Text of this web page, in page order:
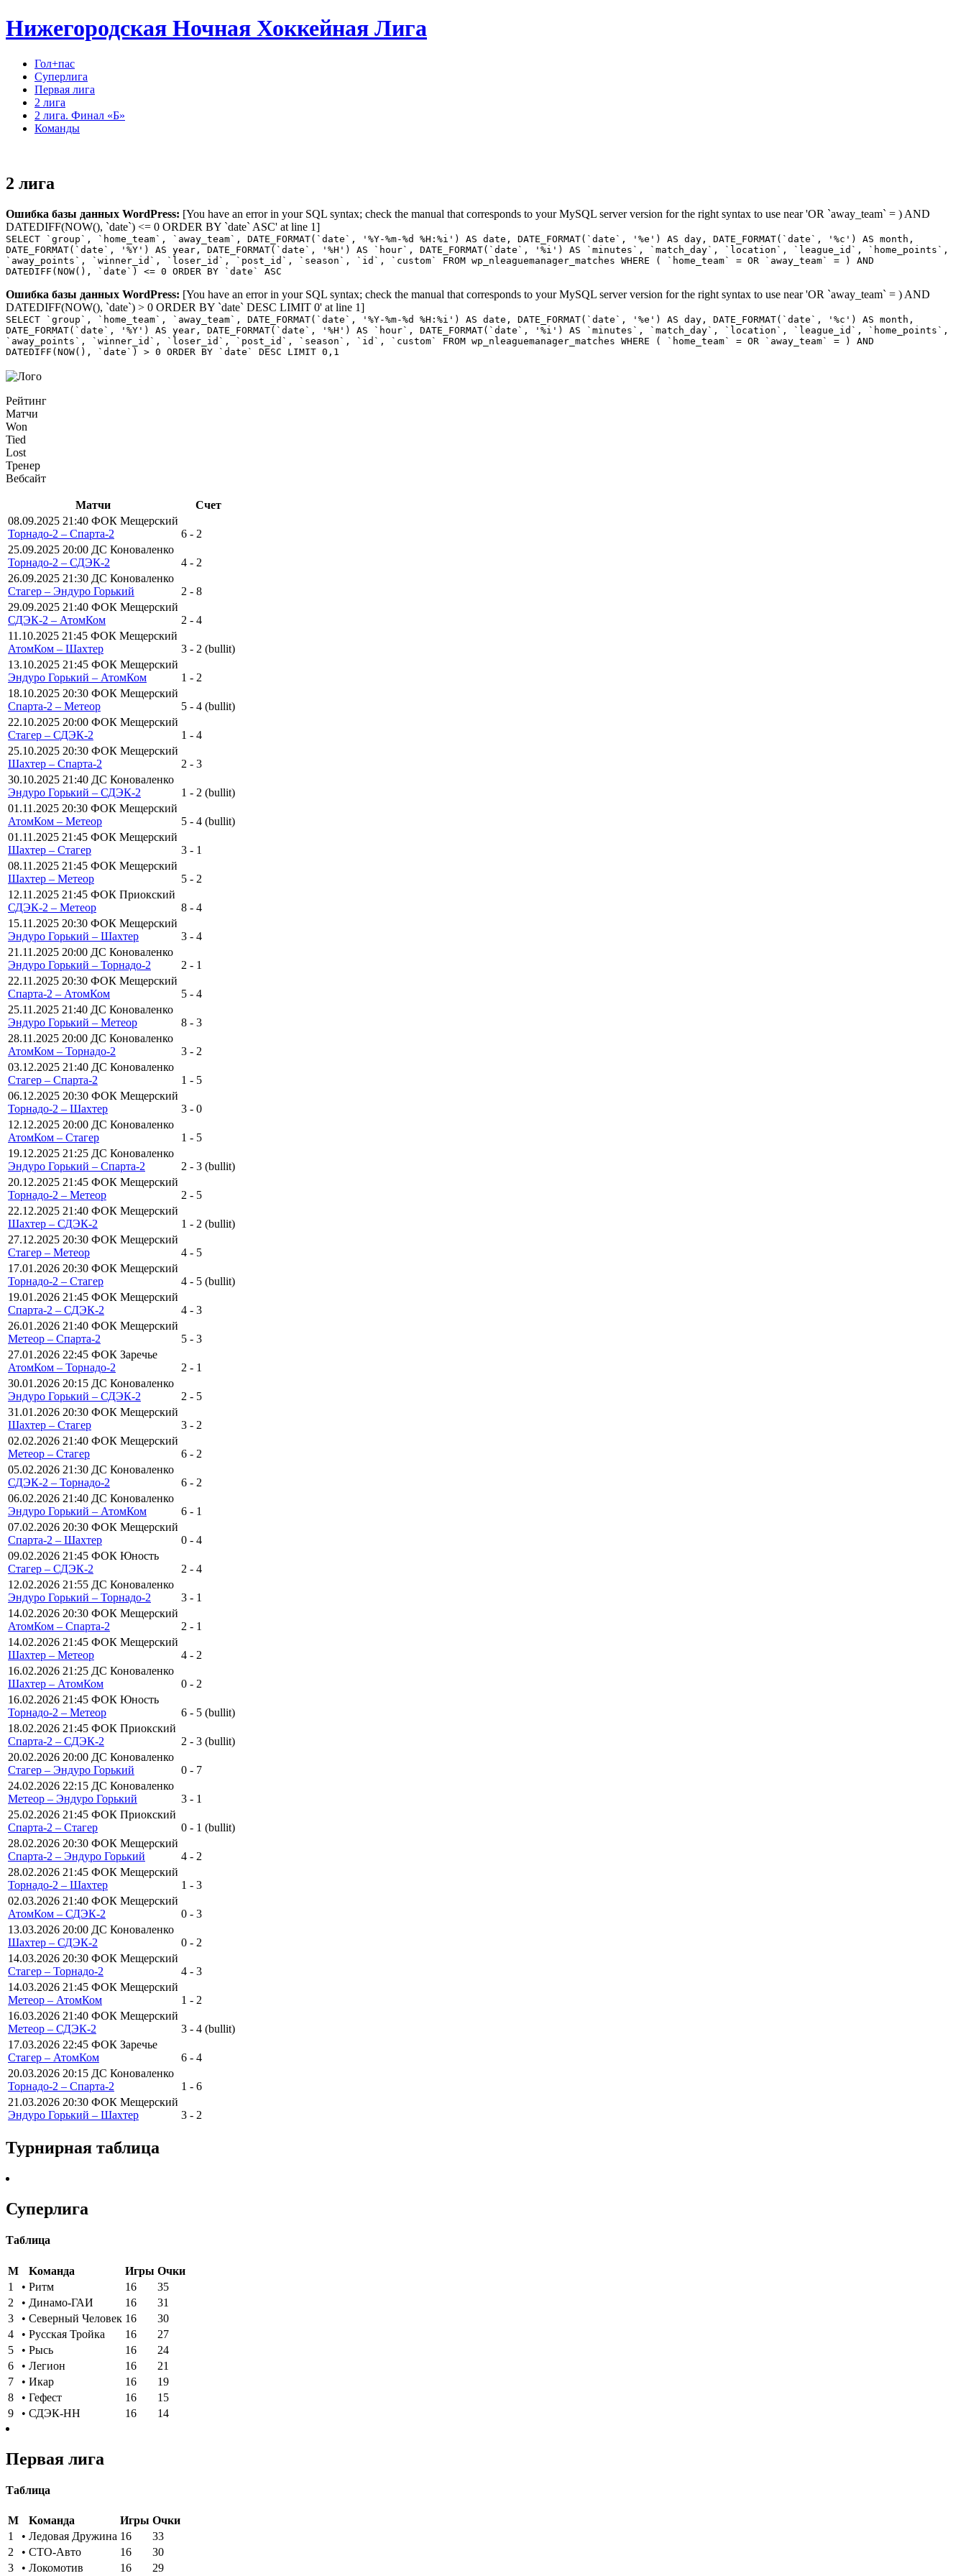
Нижегородская Ночная Хоккейная Лига
Гол+пас
Суперлига
Первая лига
2 лига
2 лига. Финал «Б»
Команды
2 лига
Ошибка базы данных WordPress: [You have an error in your SQL syntax; check the manual that corresponds to your MySQL server version for the right syntax to use near 'OR `away_team` = ) AND
DATEDIFF(NOW(), `date`) <= 0 ORDER BY `date` ASC' at line 1]
SELECT `group`, `home_team`, `away_team`, DATE_FORMAT(`date`, '%Y-%m-%d %H:%i') AS date, DATE_FORMAT(`date`, '%e') AS day, DATE_FORMAT(`date`, '%c') AS month,
DATE_FORMAT(`date`, '%Y') AS year, DATE_FORMAT(`date`, '%H') AS `hour`, DATE_FORMAT(`date`, '%i') AS `minutes`, `match_day`, `location`, `league_id`, `home_points`,
`away_points`, `winner_id`, `loser_id`, `post_id`, `season`, `id`, `custom` FROM wp_nleaguemanager_matches WHERE ( `home_team` = OR `away_team` = ) AND
DATEDIFF(NOW(), `date`) <= 0 ORDER BY `date` ASC
Ошибка базы данных WordPress: [You have an error in your SQL syntax; check the manual that corresponds to your MySQL server version for the right syntax to use near 'OR `away_team` = ) AND
DATEDIFF(NOW(), `date`) > 0 ORDER BY `date` DESC LIMIT 0' at line 1]
SELECT `group`, `home_team`, `away_team`, DATE_FORMAT(`date`, '%Y-%m-%d %H:%i') AS date, DATE_FORMAT(`date`, '%e') AS day, DATE_FORMAT(`date`, '%c') AS month,
DATE_FORMAT(`date`, '%Y') AS year, DATE_FORMAT(`date`, '%H') AS `hour`, DATE_FORMAT(`date`, '%i') AS `minutes`, `match_day`, `location`, `league_id`, `home_points`,
`away_points`, `winner_id`, `loser_id`, `post_id`, `season`, `id`, `custom` FROM wp_nleaguemanager_matches WHERE ( `home_team` = OR `away_team` = ) AND
DATEDIFF(NOW(), `date`) > 0 ORDER BY `date` DESC LIMIT 0,1
Рейтинг
Матчи
Won
Tied
Lost
Тренер
Вебсайт
Матчи
Счет
08.09.2025 21:40 ФОК Мещерский
Торнадо-2 – Спарта-2
6 - 2
25.09.2025 20:00 ДС Коноваленко
Торнадо-2 – СДЭК-2
4 - 2
26.09.2025 21:30 ДС Коноваленко
Стагер – Эндуро Горький
2 - 8
29.09.2025 21:40 ФОК Мещерский
СДЭК-2 – АтомКом
2 - 4
11.10.2025 21:45 ФОК Мещерский
АтомКом – Шахтер
3 - 2 (bullit)
13.10.2025 21:45 ФОК Мещерский
Эндуро Горький – АтомКом
1 - 2
18.10.2025 20:30 ФОК Мещерский
Спарта-2 – Метеор
5 - 4 (bullit)
22.10.2025 20:00 ФОК Мещерский
Стагер – СДЭК-2
1 - 4
25.10.2025 20:30 ФОК Мещерский
Шахтер – Спарта-2
2 - 3
30.10.2025 21:40 ДС Коноваленко
Эндуро Горький – СДЭК-2
1 - 2 (bullit)
01.11.2025 20:30 ФОК Мещерский
АтомКом – Метеор
5 - 4 (bullit)
01.11.2025 21:45 ФОК Мещерский
Шахтер – Стагер
3 - 1
08.11.2025 21:45 ФОК Мещерский
Шахтер – Метеор
5 - 2
12.11.2025 21:45 ФОК Приокский
СДЭК-2 – Метеор
8 - 4
15.11.2025 20:30 ФОК Мещерский
Эндуро Горький – Шахтер
3 - 4
21.11.2025 20:00 ДС Коноваленко
Эндуро Горький – Торнадо-2
2 - 1
22.11.2025 20:30 ФОК Мещерский
Спарта-2 – АтомКом
5 - 4
25.11.2025 21:40 ДС Коноваленко
Эндуро Горький – Метеор
8 - 3
28.11.2025 20:00 ДС Коноваленко
АтомКом – Торнадо-2
3 - 2
03.12.2025 21:40 ДС Коноваленко
Стагер – Спарта-2
1 - 5
06.12.2025 20:30 ФОК Мещерский
Торнадо-2 – Шахтер
3 - 0
12.12.2025 20:00 ДС Коноваленко
АтомКом – Стагер
1 - 5
19.12.2025 21:25 ДС Коноваленко
Эндуро Горький – Спарта-2
2 - 3 (bullit)
20.12.2025 21:45 ФОК Мещерский
Торнадо-2 – Метеор
2 - 5
22.12.2025 21:40 ФОК Мещерский
Шахтер – СДЭК-2
1 - 2 (bullit)
27.12.2025 20:30 ФОК Мещерский
Стагер – Метеор
4 - 5
17.01.2026 20:30 ФОК Мещерский
Торнадо-2 – Стагер
4 - 5 (bullit)
19.01.2026 21:45 ФОК Мещерский
Спарта-2 – СДЭК-2
4 - 3
26.01.2026 21:40 ФОК Мещерский
Метеор – Спарта-2
5 - 3
27.01.2026 22:45 ФОК Заречье
АтомКом – Торнадо-2
2 - 1
30.01.2026 20:15 ДС Коноваленко
Эндуро Горький – СДЭК-2
2 - 5
31.01.2026 20:30 ФОК Мещерский
Шахтер – Стагер
3 - 2
02.02.2026 21:40 ФОК Мещерский
Метеор – Стагер
6 - 2
05.02.2026 21:30 ДС Коноваленко
СДЭК-2 – Торнадо-2
6 - 2
06.02.2026 21:40 ДС Коноваленко
Эндуро Горький – АтомКом
6 - 1
07.02.2026 20:30 ФОК Мещерский
Спарта-2 – Шахтер
0 - 4
09.02.2026 21:45 ФОК Юность
Стагер – СДЭК-2
2 - 4
12.02.2026 21:55 ДС Коноваленко
Эндуро Горький – Торнадо-2
3 - 1
14.02.2026 20:30 ФОК Мещерский
АтомКом – Спарта-2
2 - 1
14.02.2026 21:45 ФОК Мещерский
Шахтер – Метеор
4 - 2
16.02.2026 21:25 ДС Коноваленко
Шахтер – АтомКом
0 - 2
16.02.2026 21:45 ФОК Юность
Торнадо-2 – Метеор
6 - 5 (bullit)
18.02.2026 21:45 ФОК Приокский
Спарта-2 – СДЭК-2
2 - 3 (bullit)
20.02.2026 20:00 ДС Коноваленко
Стагер – Эндуро Горький
0 - 7
24.02.2026 22:15 ДС Коноваленко
Метеор – Эндуро Горький
3 - 1
25.02.2026 21:45 ФОК Приокский
Спарта-2 – Стагер
0 - 1 (bullit)
28.02.2026 20:30 ФОК Мещерский
Спарта-2 – Эндуро Горький
4 - 2
28.02.2026 21:45 ФОК Мещерский
Торнадо-2 – Шахтер
1 - 3
02.03.2026 21:40 ФОК Мещерский
АтомКом – СДЭК-2
0 - 3
13.03.2026 20:00 ДС Коноваленко
Шахтер – СДЭК-2
0 - 2
14.03.2026 20:30 ФОК Мещерский
Стагер – Торнадо-2
4 - 3
14.03.2026 21:45 ФОК Мещерский
Метеор – АтомКом
1 - 2
16.03.2026 21:40 ФОК Мещерский
Метеор – СДЭК-2
3 - 4 (bullit)
17.03.2026 22:45 ФОК Заречье
Стагер – АтомКом
6 - 4
20.03.2026 20:15 ДС Коноваленко
Торнадо-2 – Спарта-2
1 - 6
21.03.2026 20:30 ФОК Мещерский
Эндуро Горький – Шахтер
3 - 2
Турнирная таблица
Суперлига
Таблица
M Kоманда Игры Oчки
1
• Ритм 16
35
2
• Динамо-ГАИ 16
31
3
• Северный Человек 16
30
4
• Русская Тройка 16
27
5
• Рысь 16
24
6
• Легион 16
21
7
• Икар 16
19
8
• Гефест 16
15
9
• СДЭК-НН 16 14
Первая лига
Таблица
M Kоманда Игры Oчки
1
• Ледовая Дружина 16
33
2
• СТО-Авто 16
30
3
• Локомотив 16 29